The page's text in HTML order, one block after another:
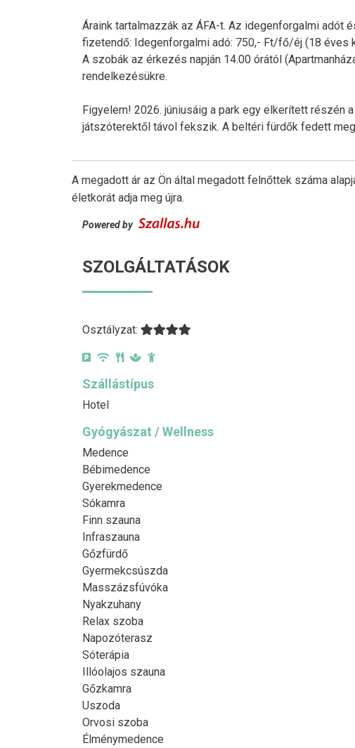
Áraink tartalmazzák az ÁFA-t. Az idegenforgalmi adót
fizetendő: Idegenforgalmi adó: 750,- Ft/fő/éj (18 éves
A szobák az érkezés napján 14.00 órától
rendelkezésükre.
Figyelem! 2026. júniusáig a park egy elkerített részén
játszóterektől távol fekszik. A beltéri fürdők fedett
A megadott ár az Ön által megadott felnőttek száma
életkorát adja meg újra.
Powered by
SZOLGÁLTATÁSOK
Osztályzat:
Szállástípus
Hotel
Gyógyászat / Wellness
Medence
Bébimedence
Gyerekmedence
Sókamra
Finn szauna
Infraszauna
Gőzfürdő
Gyermekcsúszda
Masszázsfúvóka
Nyakzuhany
Relax szoba
Napozóterasz
Sóterápia
Illóolajos szauna
Gőzkamra
Uszoda
Orvosi szoba
Élménymedence